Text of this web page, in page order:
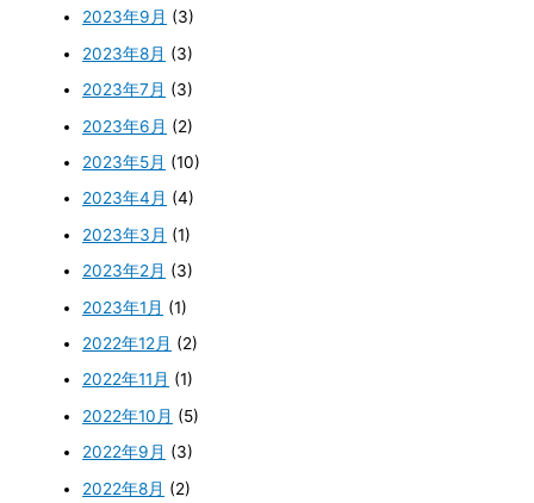
2023年9月 (3)
2023年8月 (3)
2023年7月 (3)
2023年6月 (2)
2023年5月 (10)
2023年4月 (4)
2023年3月 (1)
2023年2月 (3)
2023年1月 (1)
2022年12月 (2)
2022年11月 (1)
2022年10月 (5)
2022年9月 (3)
2022年8月 (2)